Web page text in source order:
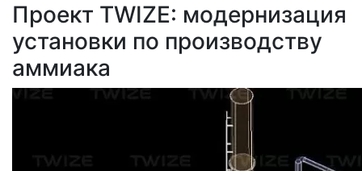
Проект TWIZE: модернизация
установки по производству
аммиака